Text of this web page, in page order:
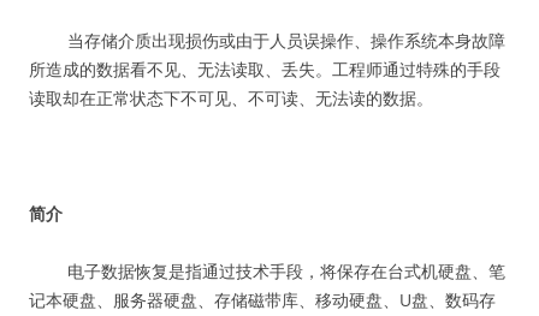
当存储介质出现损伤或由于人员误操作、操作系统本身故障
所造成的数据看不见、无法读取、丢失。工程师通过特殊的手段
读取却在正常状态下不可见、不可读、无法读的数据。
简介
电子数据恢复是指通过技术手段，将保存在台式机硬盘、笔
记本硬盘、服务器硬盘、存储磁带库、移动硬盘、U盘、数码存